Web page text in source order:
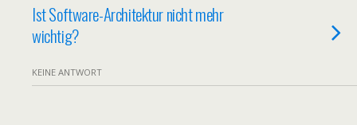
Ist Software-Architektur nicht mehr
wichtig?
KEINE ANTWORT